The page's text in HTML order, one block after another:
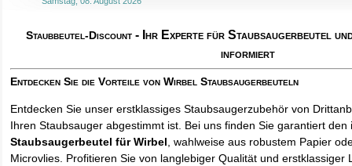
Staubbeutel-Discount - Ihr Experte für Staubsaugerbeutel
informiert
Entdecken Sie die Vorteile von Wirbel Staubsaugerbeuteln
Entdecken Sie unser erstklassiges Staubsaugerzubehör von
Ihren Staubsauger abgestimmt ist. Bei uns finden Sie garantiert den
Staubsaugerbeutel für Wirbel, wahlweise aus robustem Papier
Microvlies. Profitieren Sie von langlebiger Qualität und erstklassiger